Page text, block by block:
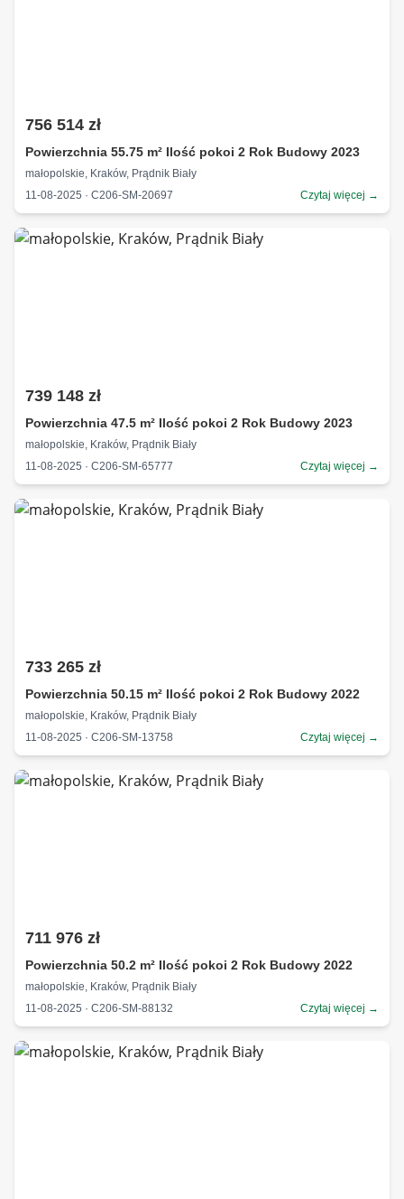
756 514 zł
Powierzchnia 55.75 m² Ilość pokoi 2 Rok Budowy 2023
małopolskie, Kraków, Prądnik Biały
11-08-2025 · C206-SM-20697
Czytaj więcej →
739 148 zł
Powierzchnia 47.5 m² Ilość pokoi 2 Rok Budowy 2023
małopolskie, Kraków, Prądnik Biały
11-08-2025 · C206-SM-65777
Czytaj więcej →
733 265 zł
Powierzchnia 50.15 m² Ilość pokoi 2 Rok Budowy 2022
małopolskie, Kraków, Prądnik Biały
11-08-2025 · C206-SM-13758
Czytaj więcej →
711 976 zł
Powierzchnia 50.2 m² Ilość pokoi 2 Rok Budowy 2022
małopolskie, Kraków, Prądnik Biały
11-08-2025 · C206-SM-88132
Czytaj więcej →